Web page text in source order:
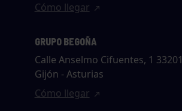
Cómo llegar
GRUPO BEGOÑA
Calle Anselmo Cifuentes, 1 33201
Gijón - Asturias
Cómo llegar